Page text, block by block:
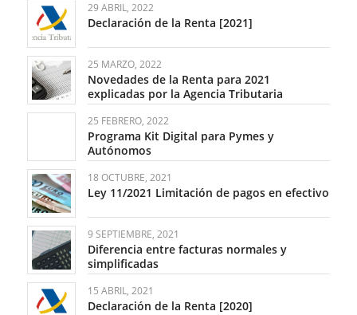
29 ABRIL, 2022
Declaración de la Renta [2021]
25 MARZO, 2022
Novedades de la Renta para 2021
explicadas por la Agencia Tributaria
25 FEBRERO, 2022
Programa Kit Digital para Pymes y
Autónomos
18 OCTUBRE, 2021
Ley 11/2021 Limitación de pagos en efectivo
9 SEPTIEMBRE, 2021
Diferencia entre facturas normales y
simplificadas
15 ABRIL, 2021
Declaración de la Renta [2020]